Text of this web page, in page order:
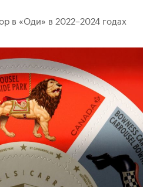
в «Оди» в 2022–2024 годах